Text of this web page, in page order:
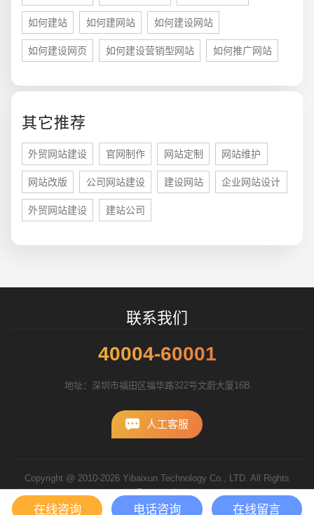
如何建站 如何建网站 如何建设网站
如何建设网页 如何建设营销型网站 如何推广网站
其它推荐
外贸网站建设 官网制作 网站定制 网站维护
网站改版 公司网站建设 建设网站 企业网站设计
外贸网站建设 建站公司
联系我们
40004-60001
地址：深圳市福田区福华路322号文蔚大厦16B
人工客服
Copyright @ 2010-2026 Yibaixun Technology Co., LTD. All Rights
Reserved.
粤ICP备10056793号
您的预算 1万-3万 3万-5万 5万-8万
招标项目
在线咨询 电话咨询 在线留言